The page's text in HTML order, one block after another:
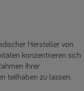
Hersteller von
konzentrieren sich
Ihrer
teilhaben zu lassen.